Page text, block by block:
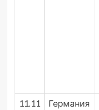
11.11
Германия